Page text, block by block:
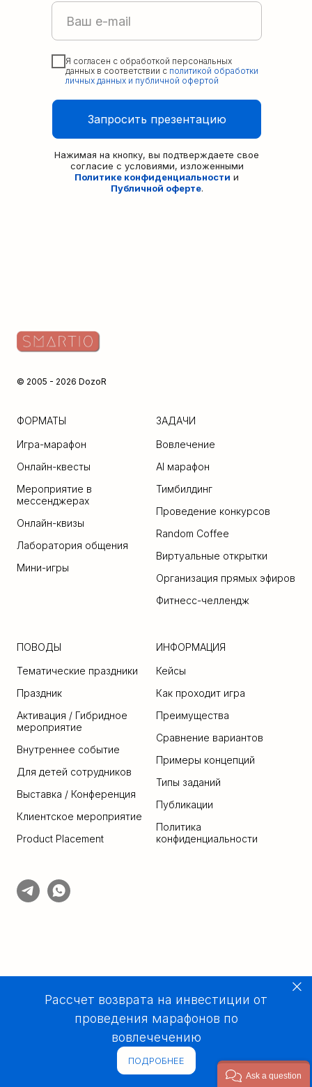
Я согласен с обработкой персональных
данных в соответствии с политикой обработки
личных данных и публичной офертой
Запросить презентацию
Нажимая на кнопку, вы подтверждаете свое
согласие с условиями, изложенными
Политике конфиденциальности и
Публичной оферте.
© 2005 - 2026 DozoR
ФОРМАТЫ
Игра-марафон
Онлайн-квесты
Мероприятие в
мессенджерах
Онлайн-квизы
Лаборатория общения
Мини-игры
ЗАДАЧИ
Вовлечение
AI марафон
Тимбилдинг
Проведение конкурсов
Random Coffee
Виртуальные открытки
Организация прямых эфиров
Фитнесс-челлендж
ПОВОДЫ
Тематические праздники
Праздник
Активация / Гибридное
мероприятие
Внутреннее событие
Для детей сотрудников
Выставка / Конференция
Клиентское мероприятие
Product Placement
ИНФОРМАЦИЯ
Кейсы
Как проходит игра
Преимущества
Сравнение вариантов
Примеры концепций
Типы заданий
Публикации
Политика
конфиденциальности
Рассчет возврата на инвестиции от
проведения марафонов по
вовлечечению
ПОДРОБНЕЕ
Ask a question